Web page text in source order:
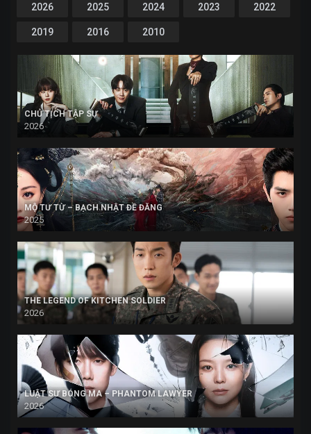
2026 2025 2024 2023 2022
2019 2016 2010
CHỦ TỊCH TẬP SỰ
2026
MỘ TƯ TỪ – BẠCH NHẬT ĐỀ ĐĂNG
2025
THE LEGEND OF KITCHEN SOLDIER
2026
LUẬT SƯ BÓNG MA – PHANTOM LAWYER
2026